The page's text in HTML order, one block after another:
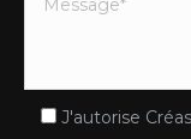
J'autorise